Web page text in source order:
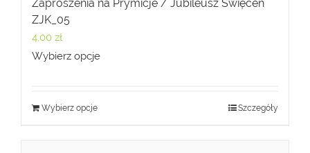
Zaproszenia na Prymicje / Jubileusz Święceń
ZJK_05
4,00 zł
Wybierz opcje
Wybierz opcje Szczegóły